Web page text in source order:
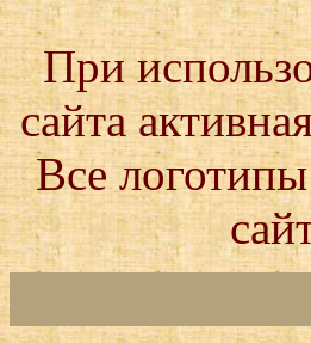
При
сайта
Все